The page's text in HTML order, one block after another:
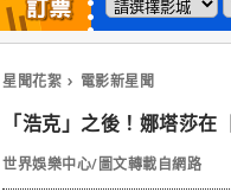
星聞花絮 電影新星聞
「浩克」之後！娜塔莎
世界娛樂中心/圖文轉載自網路